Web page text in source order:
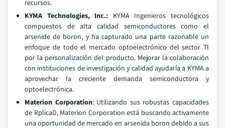
recursos.
KYMA Technologies, Inc.: KYMA Ingenieros tecnológicos
compuestos de alta calidad semiconductores como el
arsenide de boron, y ha capturado una parte razonable un
enfoque de todo el mercado optoelectrónico del sector TI
por la personalización del producto. Mejorar la colaboración
con instituciones de investigación y calidad ayudaría a KYMA a
aprovechar la creciente demanda semiconductora y
optoelectrónica.
Materion Corporation: Utilizando sus robustas capacidades
de RplicaD, Materion Corporation está buscando activamente
una oportunidad de mercado en arsenida boron debido a sus